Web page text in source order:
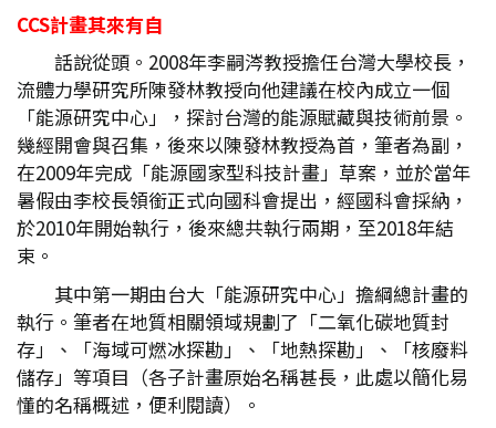
CCS計畫其來有自
話說從頭。2008年李嗣涔教授擔任台灣大學校長，
流體力學研究所陳發林教授向他建議在校內成立一個
「能源研究中心」，探討台灣的能源賦藏與技術前景。
幾經開會與召集，後來以陳發林教授為首，筆者為副，
在2009年完成「能源國家型科技計畫」草案，並於當年
暑假由李校長領銜正式向國科會提出，經國科會採納，
於2010年開始執行，後來總共執行兩期，至2018年結
束。
其中第一期由台大「能源研究中心」擔綱總計畫的
執行。筆者在地質相關領域規劃了「二氧化碳地質封
存」、「海域可燃冰探勘」、「地熱探勘」、「核廢料
儲存」等項目（各子計畫原始名稱甚長，此處以簡化易
懂的名稱概述，便利閱讀）。